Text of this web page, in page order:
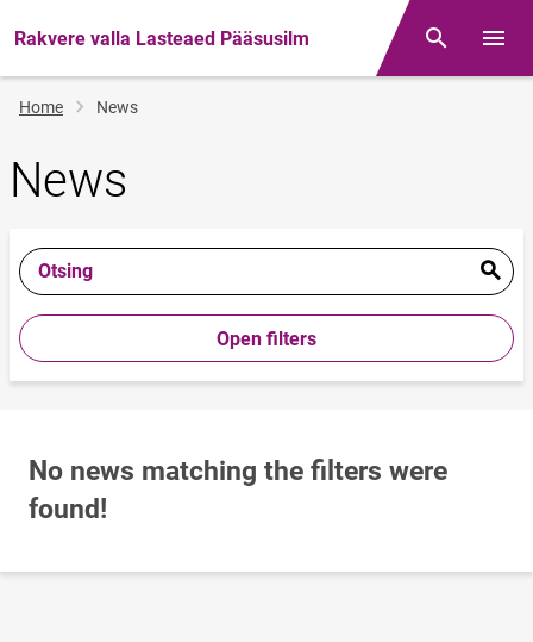
Rakvere valla Lasteaed Pääsusilm Otsing
Breadcrumb
Home News
News
Otsing
Open filters
No news matching the filters were
found!